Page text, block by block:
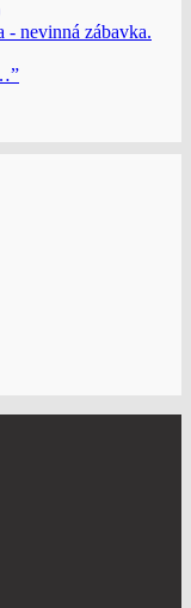
- nevinná zábavka.